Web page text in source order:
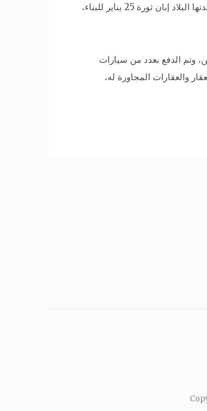
وقال المهندس سعد غراب، رئيس مدينة دمنهور، أن مالك العقار لم يلتزم بالمواصفات الفنية اللازمة للبناء، وأنه قام باستغلال للظروف التي شهدتها البلاد إبان ثورة 25 يناير للبناء،
وتم الدفع بعدد من سيارات
والعقارات المجاورة له،